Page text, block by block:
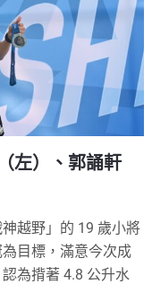
左）、郭誦軒
越野」的 19 歲小將
目標，滿意今次成
為揹著 4.8 公升水